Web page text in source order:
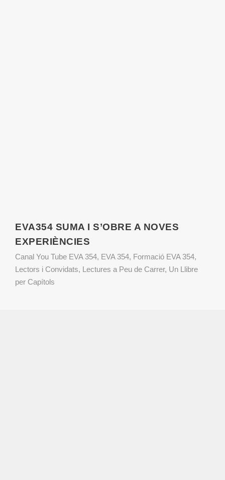
EVA354 SUMA I S’OBRE A NOVES
EXPERIÈNCIES
Canal You Tube EVA 354, EVA 354, Formació EVA 354,
Lectors i Convidats, Lectures a Peu de Carrer, Un Llibre
per Capítols